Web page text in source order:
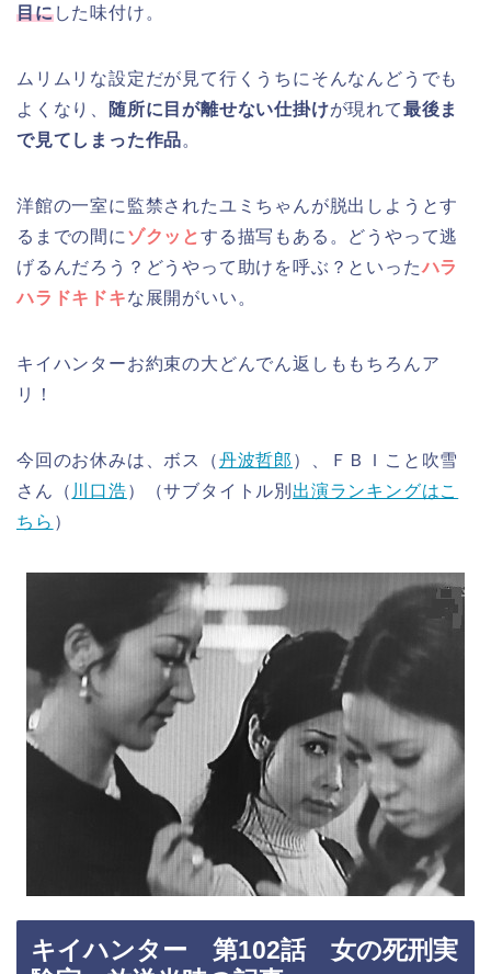
目にした味付け。
ムリムリな設定だが見て行くうちにそんなんどうでも
よくなり、
随所に目が離せない仕掛けが現れて最後ま
で見てしまった作品。
洋館の一室に監禁されたユミちゃんが脱出しようとす
るまでの間に ゾクッとする描写もある。どうやって逃
げるんだろう？どうやって助けを呼ぶ？といったハラ
ハラドキドキな展開がいい。
キイハンターお約束の大どんでん返しももちろんア
リ！
今回のお休みは、ボス（丹波哲郎 ）、ＦＢＩこと吹雪
さん（ 川口浩）（サブタイトル別 出演ランキングはこ
ちら ）
キイハンター 第102話 女の死刑実